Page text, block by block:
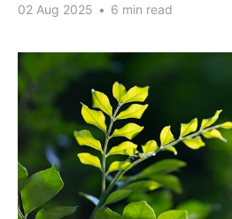
02 Aug 2025 • 6 min read